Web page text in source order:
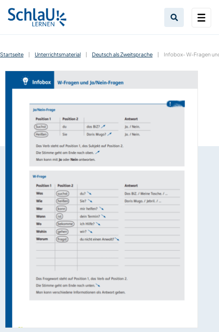
Startseite | Unterrichtsmaterial | Deutsch als Zweitsprache | Infobox- W-Fragen